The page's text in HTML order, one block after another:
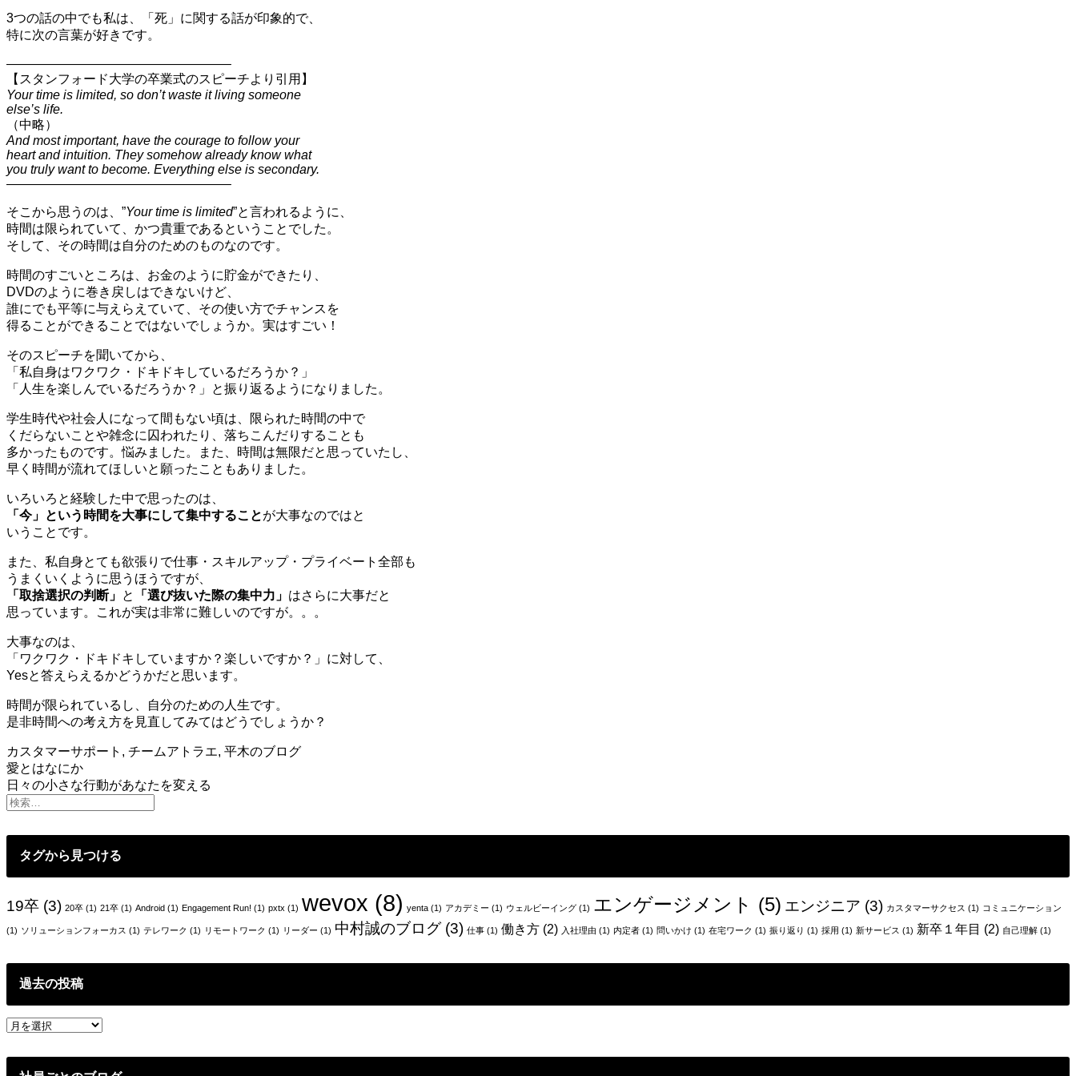
3つの話の中でも私は、「死」に関する話が印象的で、
特に次の言葉が好きです。
—————————————————–
【スタンフォード大学の卒業式のスピーチより引用】
Your time is limited, so don’t waste it living someone
else’s life.
（中略）
And most important, have the courage to follow your
heart and intuition. They somehow already know what
you truly want to become. Everything else is secondary.
—————————————————–
そこから思うのは、”Your time is limited”と言われるように、
時間は限られていて、かつ貴重であるということでした。
そして、その時間は自分のためのものなのです。
時間のすごいところは、お金のように貯金ができたり、
DVDのように巻き戻しはできないけど、
誰にでも平等に与えらえていて、その使い方でチャンスを
得ることができることではないでしょうか。実はすごい！
そのスピーチを聞いてから、
「私自身はワクワク・ドキドキしているだろうか？」
「人生を楽しんでいるだろうか？」と振り返るようになりました。
学生時代や社会人になって間もない頃は、限られた時間の中で
くだらないことや雑念に囚われたり、落ちこんだりすることも
多かったものです。悩みました。また、時間は無限だと思っていたし、
早く時間が流れてほしいと願ったこともありました。
いろいろと経験した中で思ったのは、
「今」という時間を大事にして集中することが大事なのではと
いうことです。
また、私自身とても欲張りで仕事・スキルアップ・プライベート全部も
うまくいくように思うほうですが、
「取捨選択の判断」 と 「選び抜いた際の集中力」 はさらに大事だと
思っています。これが実は非常に難しいのですが。。。
大事なのは、
「ワクワク・ドキドキしていますか？楽しいですか？」に対して、
Yesと答えらえるかどうかだと思います。
時間が限られているし、自分のための人生です。
是非時間への考え方を見直してみてはどうでしょうか？
カスタマーサポート , チームアトラエ, 平木のブログ
投
稿
ビ
ゲ
ー
シ
ン
愛とはなにか
日々の小さな行動があなたを変える
タグから見つける
19卒 (3) 20卒 (1) 21卒 (1) Android (1) Engagement Run! (1) pxtx (1) wevox (8) yenta (1) アカデミー (1) ウェルビーイング (1) エンゲージメント (5) エンジニア (3) カスタマーサクセス (1) コミュニケーション
(1) ソリューションフォーカス (1) テレワーク (1) リモートワーク (1) リーダー (1) 中村誠のブログ(3) 仕事 (1) 働き方 (2) 入社理由 (1) 内定者 (1) 問いかけ (1) 在宅ワーク (1) 振り返り (1) 採用 (1) 新サービス (1) 新卒１年目 (2) 自己理解 (1)
過去の投稿
過
の